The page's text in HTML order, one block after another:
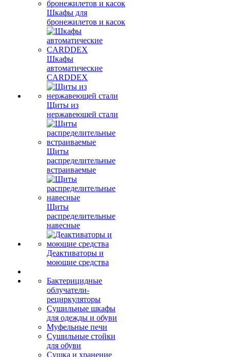
Шкафы для
бронежилетов и касок
Шкафы
автоматические
CARDDEX
Щиты из
нержавеющей стали
Щиты
распределительные
встраиваемые
Щиты
распределительные
навесные
Деактиваторы и
моющие средства
Бактерицидные
облучатели-
рециркуляторы
Сушильные шкафы
для одежды и обуви
Муфельные печи
Сушильные стойки
для обуви
Сушка и хранение